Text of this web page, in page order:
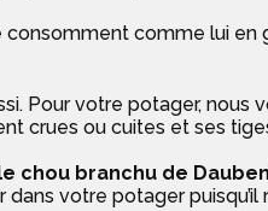
comme lui en
Pour votre potager, nous
crues ou cuites et ses
chou branchu de
votre potager